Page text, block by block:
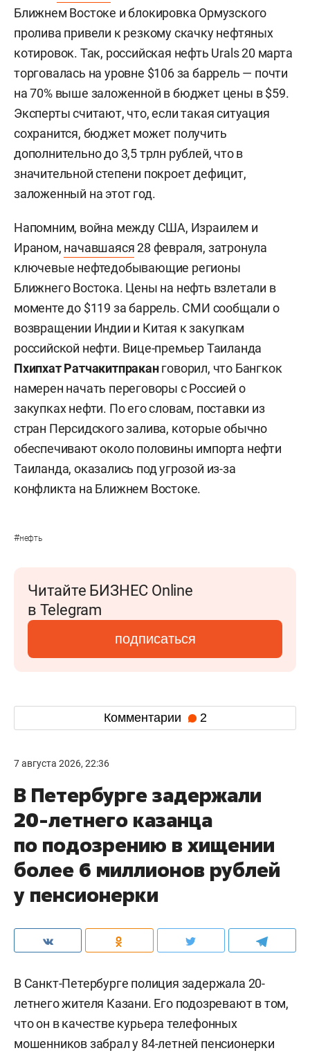
Ближнем Востоке и блокировка Ормузского
пролива привели к резкому скачку нефтяных
котировок. Так, российская нефть Urals 20 марта
торговалась на уровне $106 за баррель — почти
на 70% выше заложенной в бюджет цены в $59.
Эксперты считают, что, если такая ситуация
сохранится, бюджет может получить
дополнительно до 3,5 трлн рублей, что в
значительной степени покроет дефицит,
заложенный на этот год.
Напомним, война между США, Израилем и
Ираном, начавшаяся28 февраля, затронула
ключевые нефтедобывающие регионы
Ближнего Востока. Цены на нефть взлетали в
моменте до $119 за баррель. СМИ сообщали о
возвращении Индии и Китая к закупкам
российской нефти. Вице-премьер Таиланда
Пхипхат Ратчакитпраканговорил, что Бангкок
намерен начать переговоры с Россией о
закупках нефти. По его словам, поставки из
стран Персидского залива, которые обычно
обеспечивают около половины импорта нефти
Таиланда, оказались под угрозой из-за
конфликта на Ближнем Востоке.
#нефть
Читайте БИЗНЕС Online
в Telegram
подписаться
Комментарии 2
7 августа 2026, 22:36
В Петербурге задержали
20-летнего казанца
по подозрению в хищении
более 6 миллионов рублей
у пенсионерки
В Санкт-Петербурге полиция задержала 20-
летнего жителя Казани. Его подозревают в том,
что он в качестве курьера телефонных
мошенников забрал у 84-летней пенсионерки